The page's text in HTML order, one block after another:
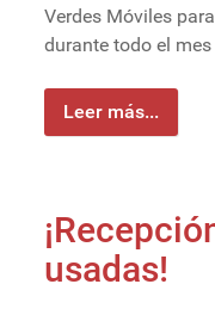
Verdes Móviles
durante todo el
Leer más...
usadas!